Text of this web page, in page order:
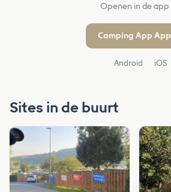
Openen in de app
Camping App App
Android iOS
Sites in de buurt